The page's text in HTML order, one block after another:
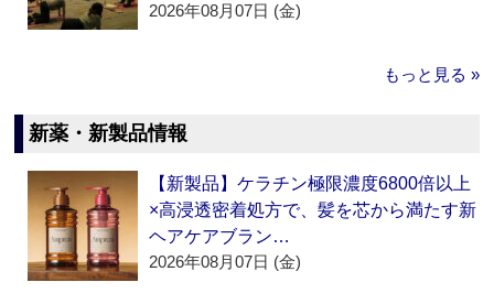
2026年08月07日 (金)
もっと見る »
新薬・新製品情報
【新製品】ケラチン極限濃度6800倍以上
×高浸透密着処方で、髪を芯から満たす新
ヘアケアブラン…
2026年08月07日 (金)